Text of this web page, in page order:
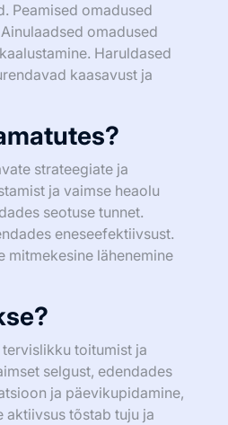
Peamised omadused
omadused
Haruldased
kaasavust ja
strateegiate ja
ja vaimse heaolu
seotuse tunnet.
eneseefektiivsust.
mitmekesine lähenemine
toitumist ja
selgust, edendades
ja päevikupidamine,
aktiivsus tõstab tuju ja